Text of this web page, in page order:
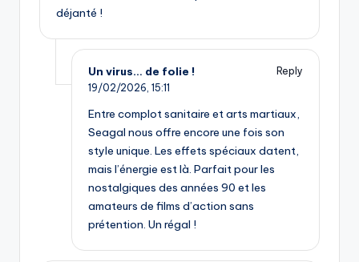
déjanté !
Un virus… de folie !
Reply
19/02/2026, 15:11
Entre complot sanitaire et arts martiaux,
Seagal nous offre encore une fois son
style unique. Les effets spéciaux datent,
mais l’énergie est là. Parfait pour les
nostalgiques des années 90 et les
amateurs de films d’action sans
prétention. Un régal !